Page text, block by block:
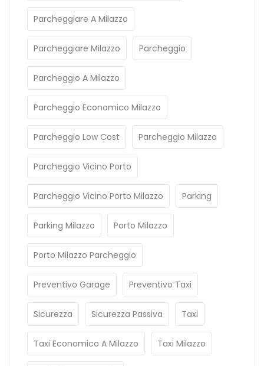
Parcheggiare A Milazzo
Parcheggiare Milazzo Parcheggio
Parcheggio A Milazzo
Parcheggio Economico Milazzo
Parcheggio Low Cost Parcheggio Milazzo
Parcheggio Vicino Porto
Parcheggio Vicino Porto Milazzo Parking
Parking Milazzo Porto Milazzo
Porto Milazzo Parcheggio
Preventivo Garage Preventivo Taxi
Sicurezza Sicurezza Passiva Taxi
Taxi Economico A Milazzo Taxi Milazzo